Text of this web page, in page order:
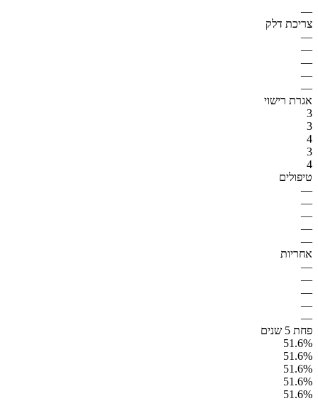
—
צריכת דלק
—
—
—
—
—
אגרת רישוי
3
3
4
3
4
טיפולים
—
—
—
—
—
אחריות
—
—
—
—
—
פחת 5 שנים
51.6%
51.6%
51.6%
51.6%
51.6%